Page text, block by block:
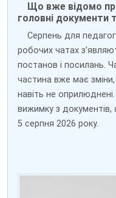
Що вже відомо
головні документи
Серпень для
робочих чатах
постанов і посилань.
частина вже має
навіть не
вижимку з
5 серпня 2026 року.